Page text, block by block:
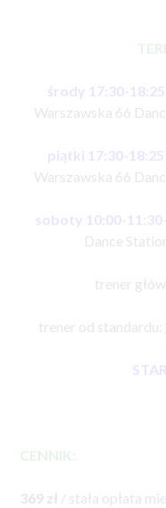
środy 17:30-
Warszawska 66
piątki 17:30-
Warszawska 66
soboty 10:00-11:30
Dance
trener
trener od standardu:
CENNIK:
369 zł / stała opłata